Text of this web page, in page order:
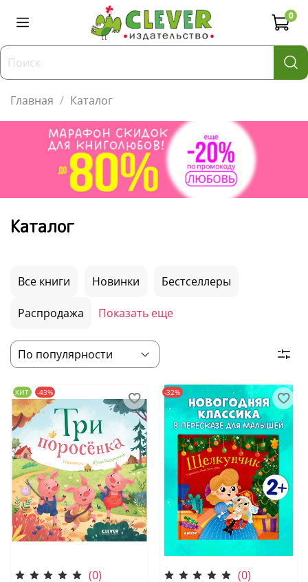
0
Главная Каталог
Каталог
Все книги Новинки Бестселлеры
Распродажа Показать еще
ХИТ -43%
(0)
-32%
(0)